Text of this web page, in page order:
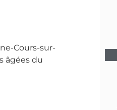
Cours-sur-
âgées du